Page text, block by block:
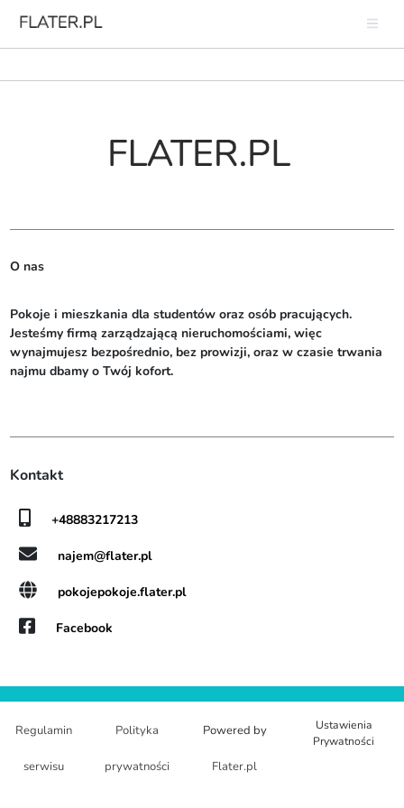
O nas
Pokoje i mieszkania dla studentów oraz osób pracujących.
Jesteśmy firmą zarządzającą nieruchomościami, więc
wynajmujesz bezpośrednio, bez prowizji, oraz w czasie trwania
najmu dbamy o Twój kofort.
Kontakt
+48883217213
najem@flater.pl
pokojepokoje.flater.pl
Facebook
Regulamin
serwisu
Polityka
prywatności
Powered by
Flater.pl
Ustawienia
Prywatności